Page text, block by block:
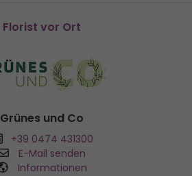
Florist vor Ort
Grünes und Co
+39 0474 431300
E-Mail senden
Informationen